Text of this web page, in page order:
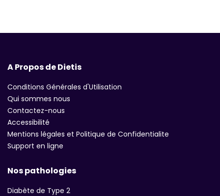
A Propos de Dietis
Conditions Générales d'Utilisation
Qui sommes nous
Contactez-nous
Accessibilité
Mentions légales et Politique de Confidentialite
Support en ligne
Nos pathologies
Diabète de Type 2